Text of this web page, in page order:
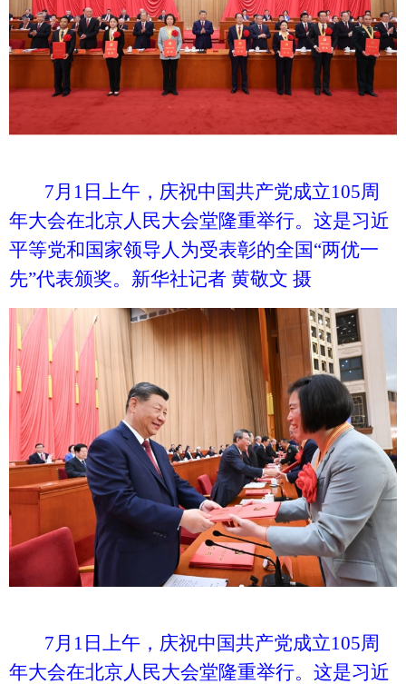
7月1日上午，庆祝中国共产党成立105周
年大会在北京人民大会堂隆重举行。这是习近
平等党和国家领导人为受表彰的全国“两优一
先”代表颁奖。新华社记者 黄敬文 摄
7月1日上午，庆祝中国共产党成立105周
年大会在北京人民大会堂隆重举行。这是习近